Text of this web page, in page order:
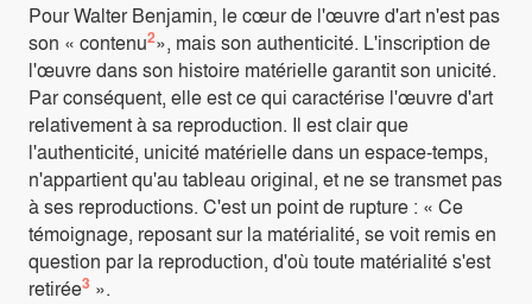
Pour Walter Benjamin, le cœur de l'œuvre d'art n'est pas
son « contenu2», mais son authenticité. L'inscription de
l'œuvre dans son histoire matérielle garantit son unicité.
Par conséquent, elle est ce qui caractérise l'œuvre d'art
relativement à sa reproduction. Il est clair que
l'authenticité, unicité matérielle dans un espace-temps,
n'appartient qu'au tableau original, et ne se transmet pas
à ses reproductions. C'est un point de rupture : « Ce
témoignage, reposant sur la matérialité, se voit remis en
question par la reproduction, d'où toute matérialité s'est
retirée3 ».